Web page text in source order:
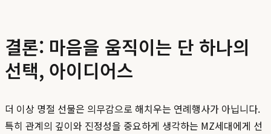
결론: 마음을 움직이는 단 하나의
선택, 아이디어스
더 이상 명절 선물은 의무감으로 해치우는 연례행사가 아닙니다.
특히 관계의 깊이와 진정성을 중요하게 생각하는 MZ세대에게 선